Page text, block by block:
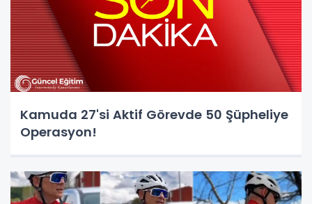
Kamuda 27'si Aktif Görevde 50 Şüpheliye
Operasyon!